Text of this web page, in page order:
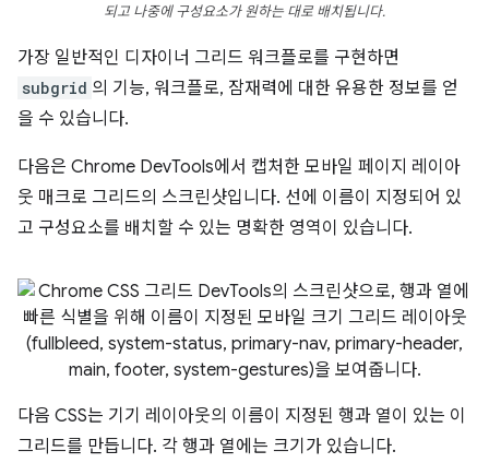
되고 나중에 구성요소가 원하는 대로 배치됩니다.
가장 일반적인 디자이너 그리드 워크플로를 구현하면
subgrid 의 기능, 워크플로, 잠재력에 대한 유용한 정보를 얻
을 수 있습니다.
다음은 Chrome DevTools에서 캡처한 모바일 페이지 레이아
웃 매크로 그리드의 스크린샷입니다. 선에 이름이 지정되어 있
고 구성요소를 배치할 수 있는 명확한 영역이 있습니다.
다음 CSS는 기기 레이아웃의 이름이 지정된 행과 열이 있는 이
그리드를 만듭니다. 각 행과 열에는 크기가 있습니다.